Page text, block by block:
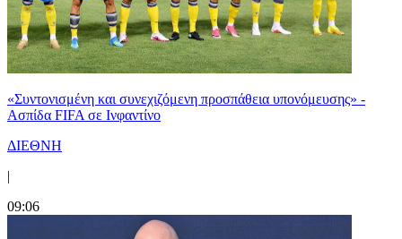
«Συντονισμένη και συνεχιζόμενη προσπάθεια υπονόμευσης» -
Ασπίδα FIFA σε Ινφαντίνο
ΔΙΕΘΝΗ
|
09:06